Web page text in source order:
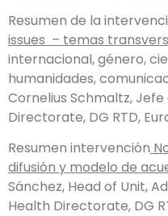
Resumen de la
issues – temas
internacional, género,
humanidades,
Cornelius Schmaltz,
Directorate, DG RTD,
Resumen intervención
difusión y modelo de
Sánchez, Head of Unit,
Health Directorate, DG